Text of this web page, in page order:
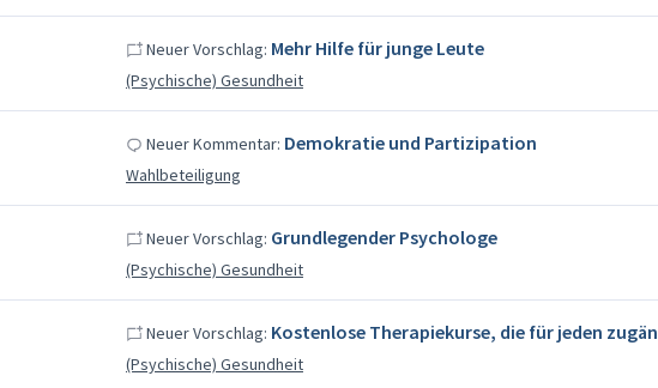
Neuer Vorschlag: Mehr Hilfe für junge Leute
(Psychische) Gesundheit
Neuer Kommentar: Demokratie und Partizipation
Wahlbeteiligung
Neuer Vorschlag: Grundlegender Psychologe
(Psychische) Gesundheit
Neuer Vorschlag: Kostenlose Therapiekurse, die für jeden
(Psychische) Gesundheit